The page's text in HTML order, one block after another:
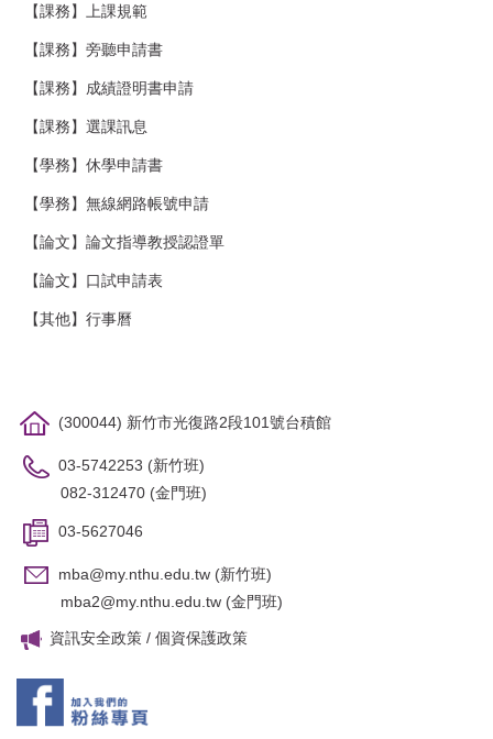
【課務】上課規範
【課務】旁聽申請書
【課務】成績證明書申請
【課務】選課訊息
【學務】休學申請書
【學務】無線網路帳號申請
【論文】論文指導教授認證單
【論文】口試申請表
【其他】行事曆
(300044) 新竹市光復路2段101號台積館
03-5742253 (新竹班)
082-312470 (金門班)
03-5627046
mba@my.nthu.edu.tw(新竹班)
mba2@my.nthu.edu.tw (金門班)
資訊安全政策 / 個資保護政策